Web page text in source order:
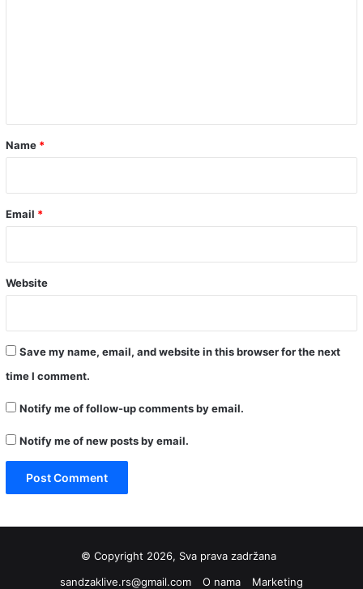
*
Name *
Email *
Website
Save my name, email, and website in this browser for the next
time I comment.
Notify me of follow-up comments by email.
Notify me of new posts by email.
© Copyright 2026, Sva prava zadržana
sandzaklive.rs@gmail.com
O nama Marketing